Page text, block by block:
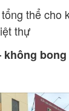
thể cho
thự
không